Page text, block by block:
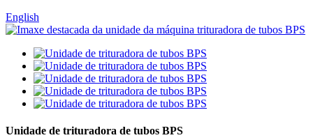
English
Unidade de trituradora de tubos BPS